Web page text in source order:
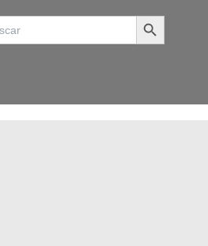
Search Button